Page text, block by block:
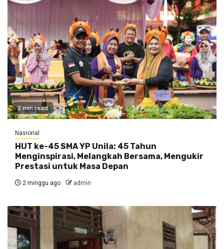
2 min read
Nasional
HUT ke-45 SMA YP Unila: 45 Tahun
Menginspirasi, Melangkah Bersama, Mengukir
Prestasi untuk Masa Depan
2 minggu ago admin